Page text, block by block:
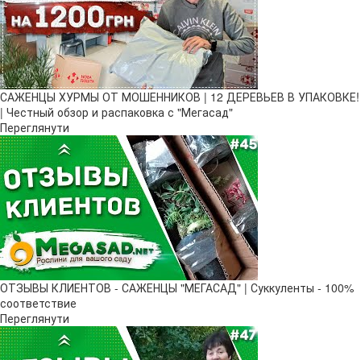
САЖЕНЦЫ ХУРМЫ ОТ МОШЕННИКОВ | 12 ДЕРЕВЬЕВ В УПАКОВКЕ!
| Честный обзор и распаковка с "Мегасад"
Переглянути
ОТЗЫВЫ КЛИЕНТОВ - САЖЕНЦЫ "МЕГАСАД" | Суккуленты - 100%
соответствие
Переглянути